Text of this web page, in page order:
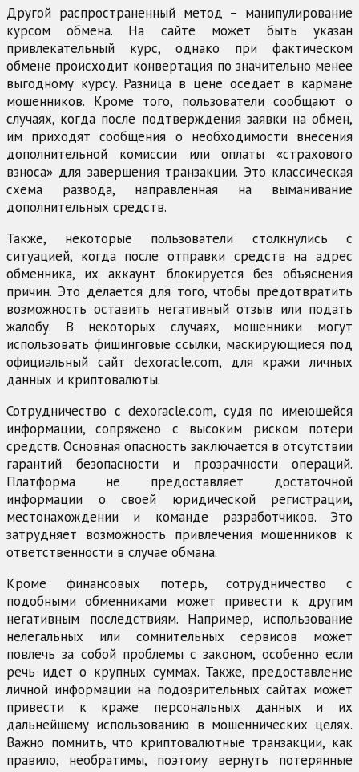
Другой распространенный метод – манипулирование
курсом обмена. На сайте может быть указан
привлекательный курс, однако при фактическом
обмене происходит конвертация по значительно менее
выгодному курсу. Разница в цене оседает в кармане
мошенников. Кроме того, пользователи сообщают о
случаях, когда после подтверждения заявки на обмен,
им приходят сообщения о необходимости внесения
дополнительной комиссии или оплаты «страхового
взноса» для завершения транзакции. Это классическая
схема развода, направленная на выманивание
дополнительных средств.
Также, некоторые пользователи столкнулись с
ситуацией, когда после отправки средств на адрес
обменника, их аккаунт блокируется без объяснения
причин. Это делается для того, чтобы предотвратить
возможность оставить негативный отзыв или подать
жалобу. В некоторых случаях, мошенники могут
использовать фишинговые ссылки, маскирующиеся под
официальный сайт dexoracle.com, для кражи личных
данных и криптовалюты.
Сотрудничество с dexoracle.com, судя по имеющейся
информации, сопряжено с высоким риском потери
средств. Основная опасность заключается в отсутствии
гарантий безопасности и прозрачности операций.
Платформа не предоставляет достаточной
информации о своей юридической регистрации,
местонахождении и команде разработчиков. Это
затрудняет возможность привлечения мошенников к
ответственности в случае обмана.
Кроме финансовых потерь, сотрудничество с
подобными обменниками может привести к другим
негативным последствиям. Например, использование
нелегальных или сомнительных сервисов может
повлечь за собой проблемы с законом, особенно если
речь идет о крупных суммах. Также, предоставление
личной информации на подозрительных сайтах может
привести к краже персональных данных и их
дальнейшему использованию в мошеннических целях.
Важно помнить, что криптовалютные транзакции, как
правило, необратимы, поэтому вернуть потерянные